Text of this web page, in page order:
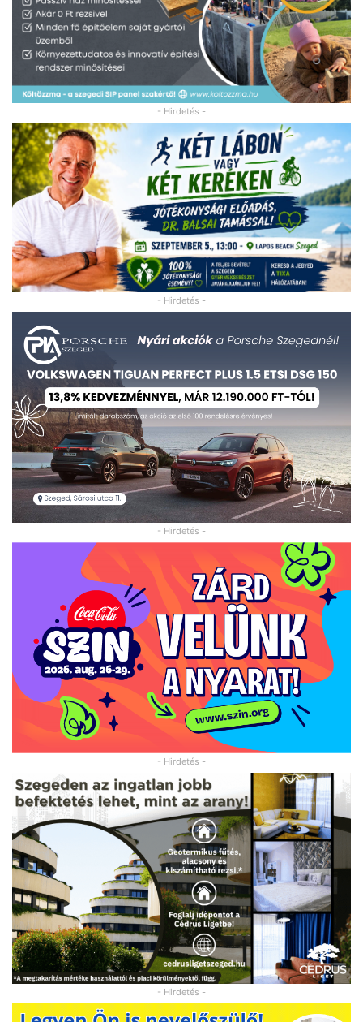
- Hirdetés -
- Hirdetés -
- Hirdetés -
- Hirdetés -
- Hirdetés -